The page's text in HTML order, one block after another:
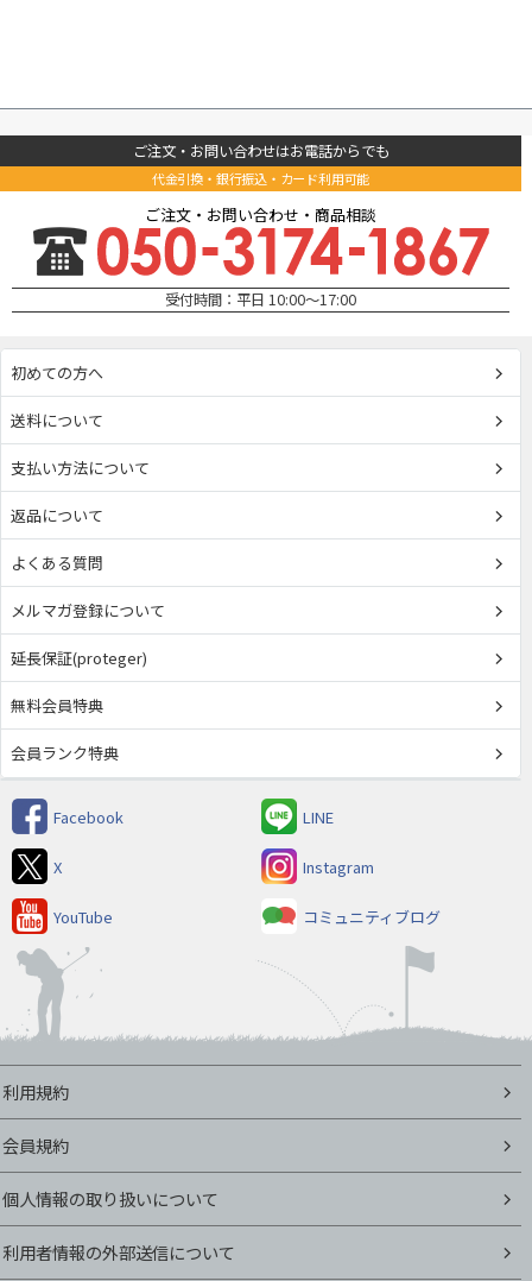
ご注文・お問い合わせはお電話からでも
代金引換・銀行振込・カード利用可能
ご注文・お問い合わせ・商品相談
受付時間：平日 10:00～17:00
初めての方へ
送料について
支払い方法について
返品について
よくある質問
メルマガ登録について
延長保証(proteger)
無料会員特典
会員ランク特典
Facebook LINE
X Instagram
YouTube コミュニティブログ
利用規約
会員規約
個人情報の取り扱いについて
利用者情報の外部送信について